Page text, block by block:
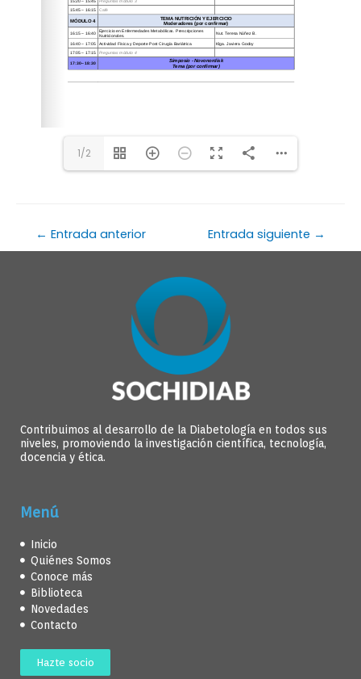
1/2
← Entrada anterior Entrada siguiente →
Contribuimos al desarrollo de la Diabetología en todos sus
niveles, promoviendo la investigación científica, tecnología,
docencia y ética.
Menú
Inicio
Quiénes Somos
Conoce más
Biblioteca
Novedades
Contacto
Hazte socio